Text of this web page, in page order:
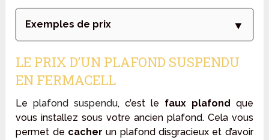
Exemples de prix
LE PRIX D’UN PLAFOND SUSPENDU
EN FERMACELL
Le plafond suspendu, c’est le faux plafond que
vous installez sous votre ancien plafond. Cela vous
permet de cacher un plafond disgracieux et d’avoir